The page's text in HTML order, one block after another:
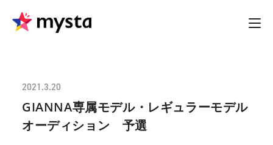
2021.3.20
GIANNA専属モデル・レギュラーモデル
オーディション 予選